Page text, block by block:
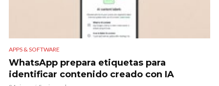
APPS & SOFTWARE
WhatsApp prepara etiquetas para
identificar contenido creado con IA